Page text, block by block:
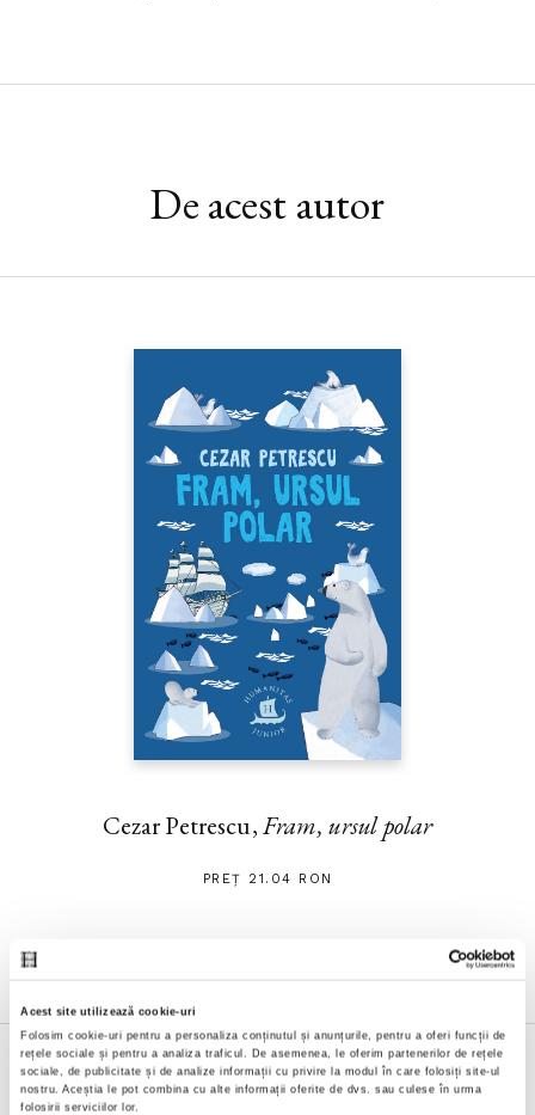
Acest site utilizează cookie-uri
Folosim cookie-uri pentru a personaliza conținutul și anunțurile, pentru a oferi funcții de
rețele sociale și pentru a analiza traficul. De asemenea, le oferim partenerilor de rețele
sociale, de publicitate și de analize informații cu privire la modul în care folosiți site-ul
nostru. Aceștia le pot combina cu alte informații oferite de dvs. sau culese în urma
folosirii serviciilor lor.
De acest autor
Cezar Petrescu,Fram, ursul polar
PREȚ 21.04 RON